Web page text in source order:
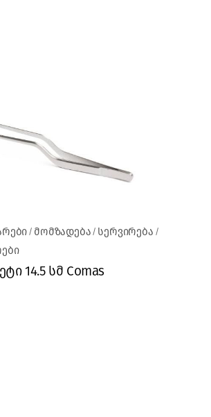
მომზადება
სერვირება
14.5 სმ Comas